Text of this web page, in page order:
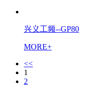
兴义工频--GP80
MORE+
<<
1
2